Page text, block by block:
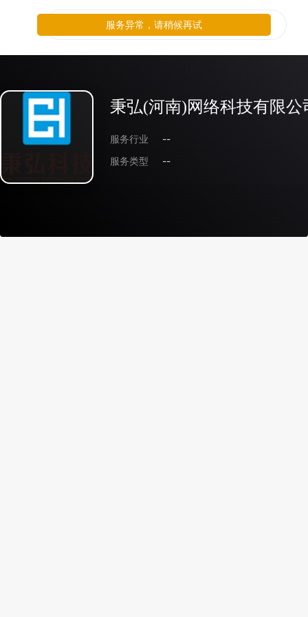
秉弘(河南)网络科技有限公
服务行业
--
服务类型
--
服务异常，请稍候再试